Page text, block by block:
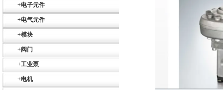
+电子元件
+电气元件
+模块
+阀门
+工业泵
+电机